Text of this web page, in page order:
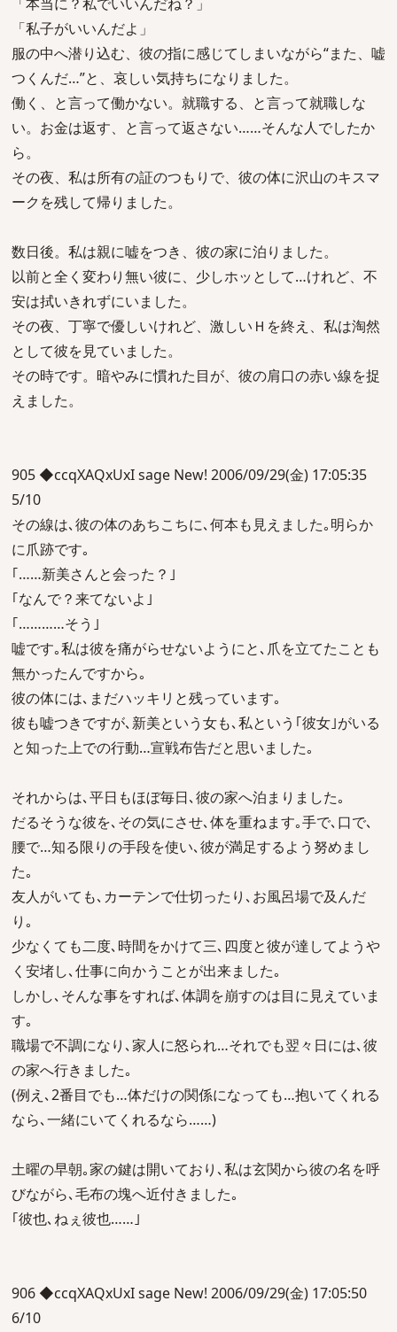
「私子がいいんだよ」
服の中へ潜り込む、彼の指に感じてしまいながら“また、嘘
つくんだ…”と、哀しい気持ちになりました。
働く、と言って働かない。就職する、と言って就職しな
い。お金は返す、と言って返さない……そんな人でしたか
ら。
その夜、私は所有の証のつもりで、彼の体に沢山のキスマ
ークを残して帰りました。
数日後。私は親に嘘をつき、彼の家に泊りました。
以前と全く変わり無い彼に、少しホッとして…けれど、不
安は拭いきれずにいました。
その夜、丁寧で優しいけれど、激しいＨを終え、私は淘然
として彼を見ていました。
その時です。暗やみに慣れた目が、彼の肩口の赤い線を捉
えました。
905 ◆ccqXAQxUxI sage New! 2006/09/29(金) 17:05:35
5/10
その線は､彼の体のあちこちに､何本も見えました｡明らか
に爪跡です｡
｢……新美さんと会った？｣
｢なんで？来てないよ｣
｢…………そう｣
嘘です｡私は彼を痛がらせないようにと､爪を立てたことも
無かったんですから｡
彼の体には､まだハッキリと残っています｡
彼も嘘つきですが､新美という女も､私という｢彼女｣がいる
と知った上での行動…宣戦布告だと思いました｡
それからは､平日もほぼ毎日､彼の家へ泊まりました｡
だるそうな彼を､その気にさせ､体を重ねます｡手で､口で､
腰で…知る限りの手段を使い､彼が満足するよう努めまし
た｡
友人がいても､カーテンで仕切ったり､お風呂場で及んだ
り｡
少なくても二度､時間をかけて三､四度と彼が達してようや
く安堵し､仕事に向かうことが出来ました｡
しかし､そんな事をすれば､体調を崩すのは目に見えていま
す｡
職場で不調になり､家人に怒られ…それでも翌々日には､彼
の家へ行きました｡
(例え､2番目でも…体だけの関係になっても…抱いてくれる
なら､一緒にいてくれるなら……)
土曜の早朝｡家の鍵は開いており､私は玄関から彼の名を呼
びながら､毛布の塊へ近付きました｡
｢彼也､ねぇ彼也……｣
906 ◆ccqXAQxUxI sage New! 2006/09/29(金) 17:05:50
6/10